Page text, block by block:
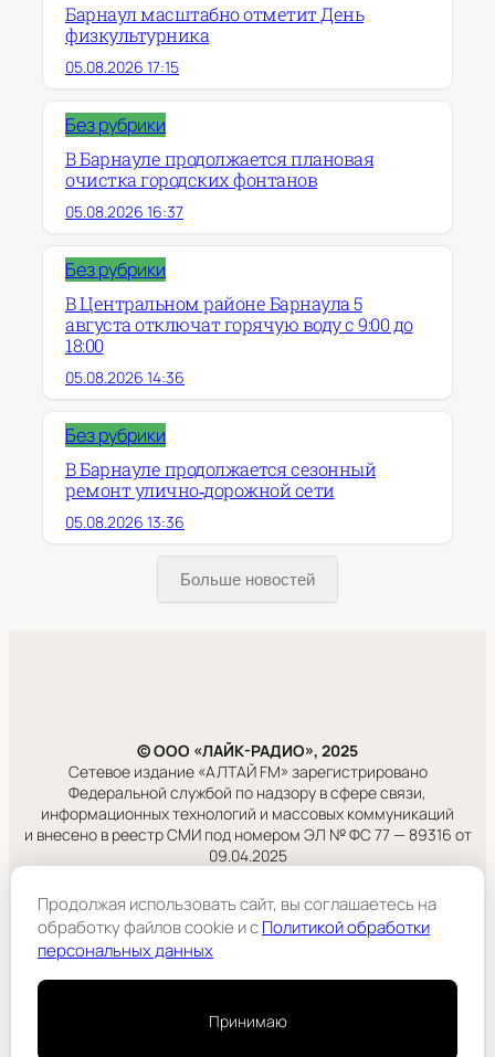
Барнаул масштабно отметит День
физкультурника
05.08.2026 17:15
Без рубрики
В Барнауле продолжается плановая
очистка городских фонтанов
05.08.2026 16:37
Без рубрики
В Центральном районе Барнаула 5
августа отключат горячую воду с 9:00 до
18:00
05.08.2026 14:36
Без рубрики
В Барнауле продолжается сезонный
ремонт улично‑дорожной сети
05.08.2026 13:36
Больше новостей
© ООО «ЛАЙК-РАДИО», 2025
Сетевое издание «АЛТАЙ FM» зарегистрировано
Федеральной службой по надзору в сфере связи,
информационных технологий и массовых коммуникаций
и внесено в реестр СМИ под номером ЭЛ № ФС 77 — 89316 от
09.04.2025
Правовая информация
Учредитель:
ООО «ЛАЙК-РАДИО».
Продолжая использовать сайт, вы соглашаетесь на
обработку файлов cookie и cПолитикой обработки
персональных данных
Принимаю